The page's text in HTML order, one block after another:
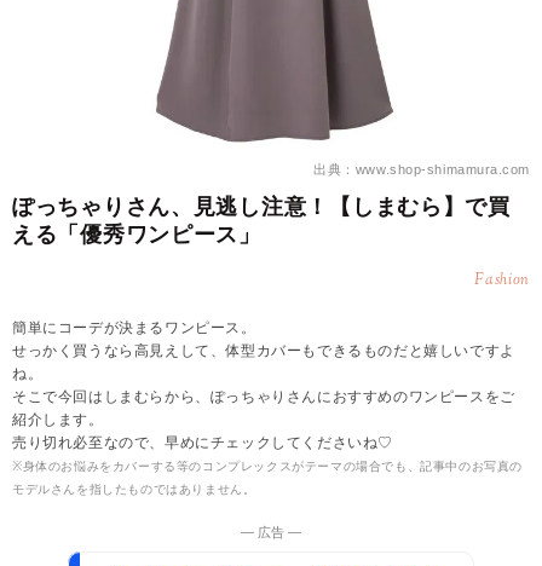
出典：www.shop-shimamura.com
ぽっちゃりさん、見逃し注意！【しまむら】で買
える「優秀ワンピース」
Fashion
簡単にコーデが決まるワンピース。
せっかく買うなら高見えして、体型カバーもできるものだと嬉しいですよ
ね。
そこで今回はしまむらから、ぽっちゃりさんにおすすめのワンピースをご
紹介します。
売り切れ必至なので、早めにチェックしてくださいね♡
※身体のお悩みをカバーする等のコンプレックスがテーマの場合でも、記事中のお写真の
モデルさんを指したものではありません。
― 広告 ―